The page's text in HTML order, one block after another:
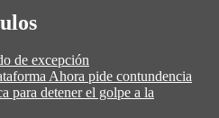
de excepción
Ahora pide contundencia
para detener el golpe a la